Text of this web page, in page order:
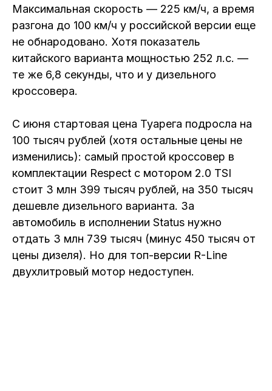
Максимальная скорость — 225 км/ч, а время
разгона до 100 км/ч у российской версии еще
не обнародовано. Хотя показатель
китайского варианта мощностью 252 л.с. —
те же 6,8 секунды, что и у дизельного
кроссовера.
С июня стартовая цена Туарега подросла на
100 тысяч рублей (хотя остальные цены не
изменились): самый простой кроссовер в
комплектации Respect с мотором 2.0 TSI
стоит 3 млн 399 тысяч рублей, на 350 тысяч
дешевле дизельного варианта. За
автомобиль в исполнении Status нужно
отдать 3 млн 739 тысяч (минус 450 тысяч от
цены дизеля). Но для топ-версии R-Line
двухлитровый мотор недоступен.